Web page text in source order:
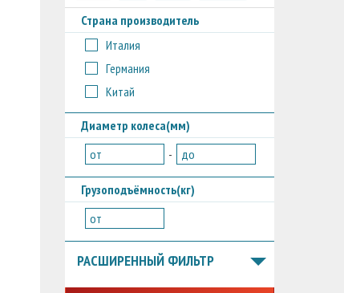
Страна производитель
Италия
Германия
Китай
Диаметр колеса(мм)
от
- до
Грузоподъёмность(кг)
от
РАСШИРЕННЫЙ ФИЛЬТР